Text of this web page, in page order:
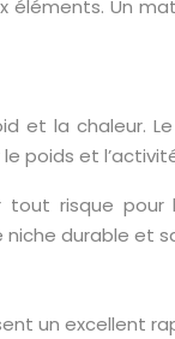
Un
et la chaleur.
poids et
risque
durable et
un excellent